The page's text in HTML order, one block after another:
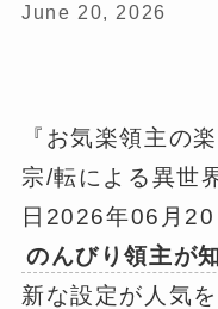
June 20, 2026
『お気楽領主の
宗/転による異世
日2026年06月20
のんびり領主が
新な設定が人気